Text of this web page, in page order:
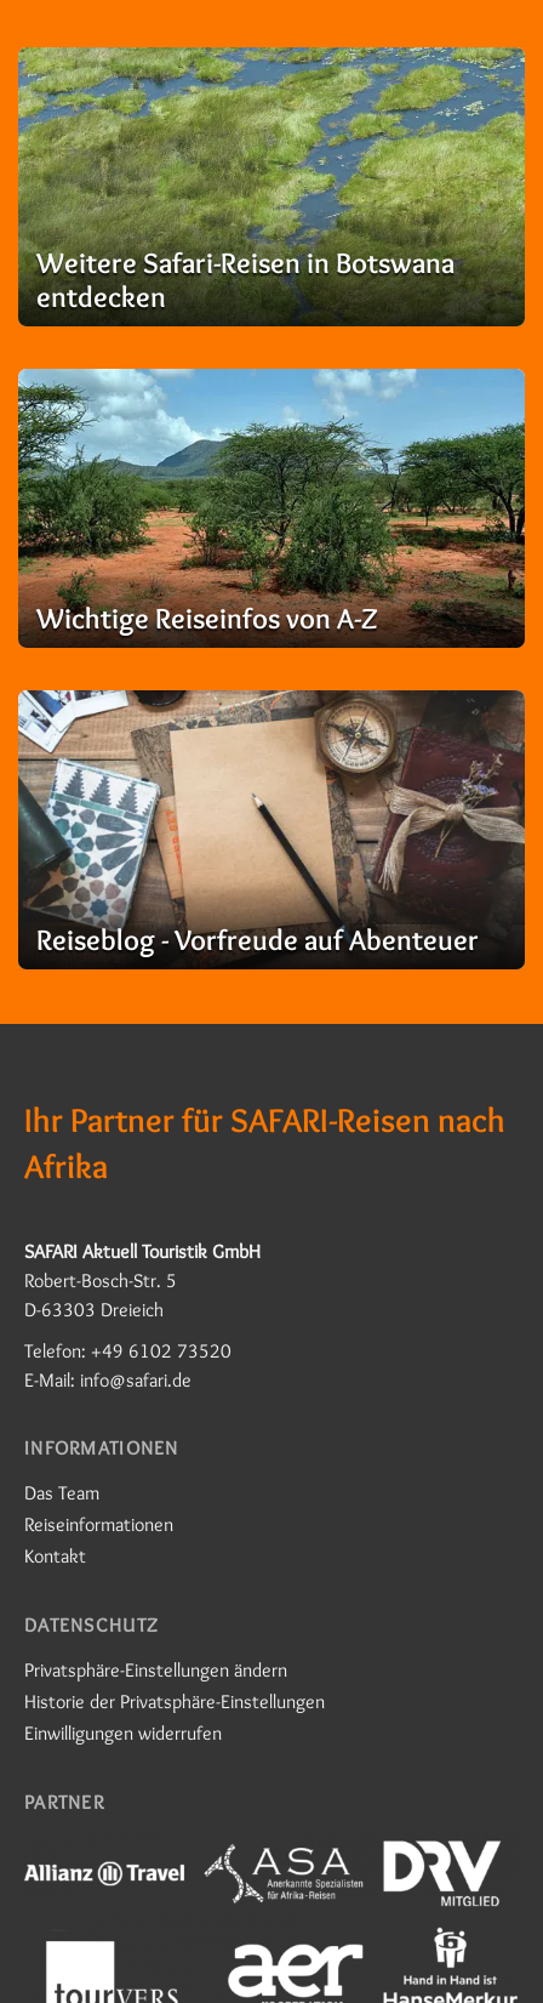
Weitere Safari-Reisen in Botswana
entdecken
Wichtige Reiseinfos von A-Z
Reiseblog - Vorfreude auf Abenteuer
Ihr Partner für SAFARI-Reisen nach
Afrika
SAFARI Aktuell Touristik GmbH
Robert-Bosch-Str. 5
D-63303 Dreieich
Telefon: +49 6102 73520
E-Mail: info@safari.de
INFORMATIONEN
Das Team
Reiseinformationen
Kontakt
DATENSCHUTZ
Privatsphäre-Einstellungen ändern
Historie der Privatsphäre-Einstellungen
Einwilligungen widerrufen
PARTNER